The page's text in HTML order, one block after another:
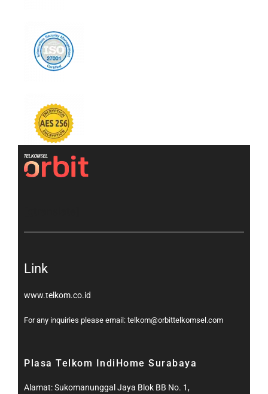
Link
www.telkom.co.id
For any inquiries please email: telkom@orbittelkomsel.com
Plasa Telkom IndiHome Surabaya
Alamat: Sukomanunggal Jaya Blok BB No. 1,